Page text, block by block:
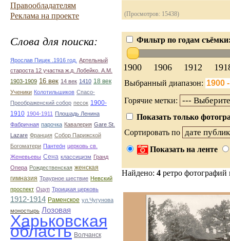
Правообладателям
Реклама на проекте
Слова для поиска:
Ярослав Пицек .1916 год. Артельный
староста 12 участка ж.д. Лобейко. А.М.
1903-1909 16 век 14 век 1410 18 век
Ученики Колотильшиков Спасо-
Преображенский собор песок 1900-
1910 1904-1911 Плошадь Ленина
Фабричная парочка Кавалерия Gare St.
Lazare Франция Собор Парижской
Богоматери Пантео́н церковь св.
Женевьевы Сена классицизм Гранд
Опера Рождественская женская
гимназия Траурное шествие Невский
проспект Оцуп Троицкая церковь
1912-1914 Раменское ул.Чугунова
моностырь Лозовая
Харьковская
область Волчанск
(Просмотров: 15438)
Фильтр по годам
1900 1906 1912
Выбранный диапазон:
Горячие метки:
Показать только
Сортировать по
Показать на ленте
Найдено: 4 ретро